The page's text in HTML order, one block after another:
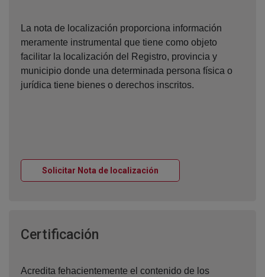
La nota de localización proporciona información
meramente instrumental que tiene como objeto
facilitar la localización del Registro, provincia y
municipio donde una determinada persona física o
jurídica tiene bienes o derechos inscritos.
Solicitar Nota de localización
Certificación
Acredita fehacientemente el contenido de los